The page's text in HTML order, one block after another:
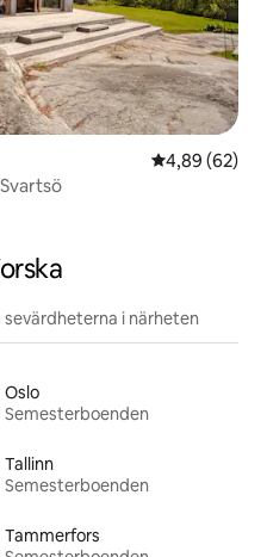
4,89 av 5 i
4,89 (62)
sevärdheterna i närheten
Oslo
Semesterboenden
Tallinn
Semesterboenden
Tammerfors